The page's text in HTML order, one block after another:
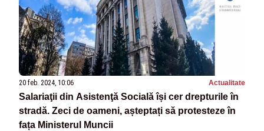
20 feb. 2024, 10:06 Actualitate
Salariaţii din Asistenţă Socială își cer drepturile în
stradă. Zeci de oameni, așteptați să protesteze în
fața Ministerul Muncii